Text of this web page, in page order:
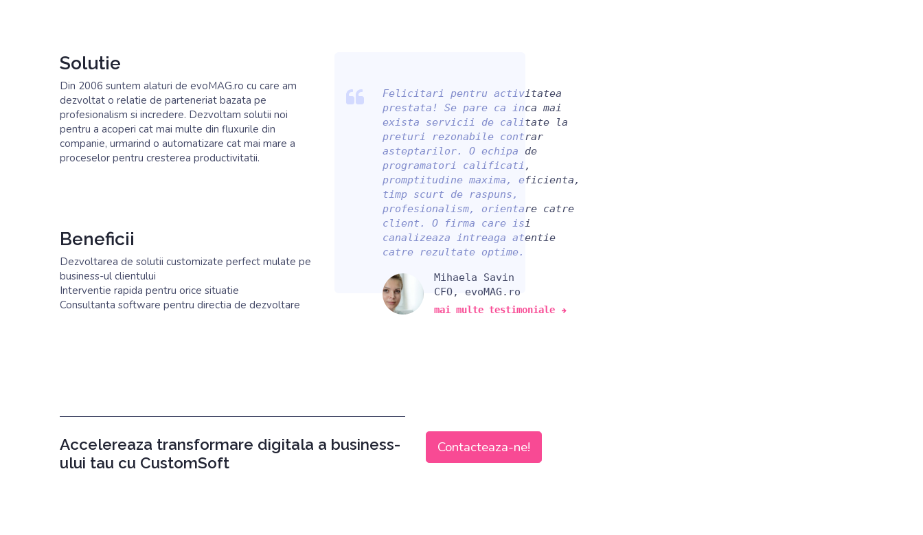
Solutie
Din 2006 suntem alaturi de evoMAG.ro cu care am
dezvoltat o relatie de parteneriat bazata pe
profesionalism si incredere. Dezvoltam solutii noi
pentru a acoperi cat mai multe din fluxurile din
companie, urmarind o automatizare cat mai mare a
proceselor pentru cresterea productivitatii.
Beneficii
Dezvoltarea de solutii customizate perfect mulate pe
business-ul clientului
Interventie rapida pentru orice situatie
Consultanta software pentru directia de dezvoltare
Felicitari pentru activitatea
prestata! Se pare ca inca mai
exista servicii de calitate la
preturi rezonabile contrar
asteptarilor. O echipa de
programatori calificati,
promptitudine maxima, eficienta,
timp scurt de raspuns,
profesionalism, orientare catre
client. O firma care isi
canalizeaza intreaga atentie
catre rezultate optime.
Mihaela Savin
CFO, evoMAG.ro
mai multe testimoniale
Accelereaza transformare digitala a business-
ului tau cu CustomSoft
Contacteaza-ne!